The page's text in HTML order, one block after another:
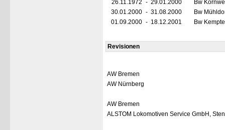
26.11.1972 - 29.01.2000
Bw
30.01.2000 - 31.08.2000
Bw
01.09.2000 - 18.12.2001 Bw
Revisionen
AW Bremen
AW Nürnberg
AW Bremen
ALSTOM Lokomotiven Service GmbH,